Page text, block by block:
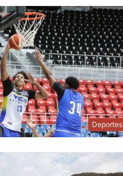
Deportes